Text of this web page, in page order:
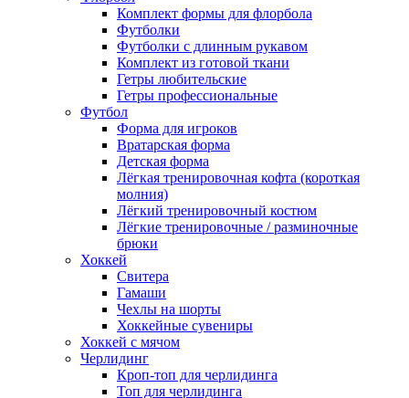
Комплект формы для флорбола
Футболки
Футболки с длинным рукавом
Комплект из готовой ткани
Гетры любительские
Гетры профессиональные
Футбол
Форма для игроков
Вратарская форма
Детская форма
Лёгкая тренировочная кофта (короткая
молния)
Лёгкий тренировочный костюм
Лёгкие тренировочные / разминочные
брюки
Хоккей
Свитера
Гамаши
Чехлы на шорты
Хоккейные сувениры
Хоккей с мячом
Черлидинг
Кроп-топ для черлидинга
Топ для черлидинга